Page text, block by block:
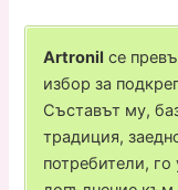
Artronil се
избор за
Съставът му,
традиция,
потребители,